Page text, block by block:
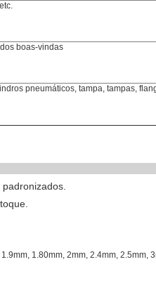
boas-vindas
pneumáticos, tampa, tampas,
1.80mm, 2mm, 2.4mm, 2.5mm,